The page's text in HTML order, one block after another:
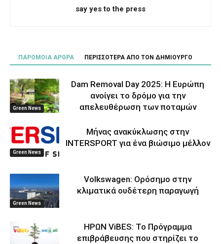
say yes to the press
ΠΑΡΟΜΟΙΑ ΑΡΘΡΑ ΠΕΡΙΣΣΟΤΕΡΑ ΑΠΟ ΤΟΝ ΔΗΜΙΟΥΡΓΟ
Green News
Dam Removal Day 2025: Η Ευρώπη
ανοίγει το δρόμο για την
απελευθέρωση των ποταμών
Green News
Μήνας ανακύκλωσης στην
INTERSPORT για ένα βιώσιμο μέλλον
Green News
Volkswagen: Ορόσημο στην
κλιματικά ουδέτερη παραγωγή
ΗΡΩΝ ViBES: Το Πρόγραμμα
επιβράβευσης που στηρίζει το